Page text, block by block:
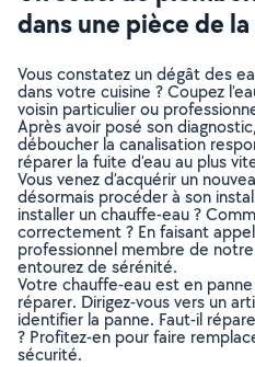
dans une pièce de
Vous constatez un dégât des
dans votre cuisine ? Coupez
voisin particulier ou
Après avoir posé son
déboucher la canalisation
réparer la fuite d’eau au plus
Vous venez d’acquérir un
désormais procéder à son
installer un chauffe-eau ?
correctement ? En faisant
professionnel membre de
entourez de sérénité.
Votre chauffe-eau est en
réparer. Dirigez-vous vers un
identifier la panne. Faut-il
? Profitez-en pour faire
sécurité.